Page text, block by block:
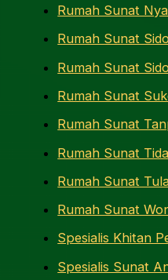
Rumah Sunat
Rumah Sunat
Rumah Sunat
Rumah Sunat
Rumah Sunat
Rumah Sunat
Rumah Sunat
Rumah Sunat
Spesialis Khitan
Spesialis Sunat